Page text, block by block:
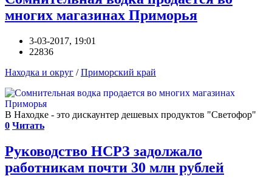
многих магазинах Приморья
3-03-2017, 19:01
22836
Находка и округ /Приморский край
В Находке - это дискаунтер дешевых продуктов "Светофор"
0 Читать
Руководство НСРЗ задолжало
работникам почти 30 млн рублей